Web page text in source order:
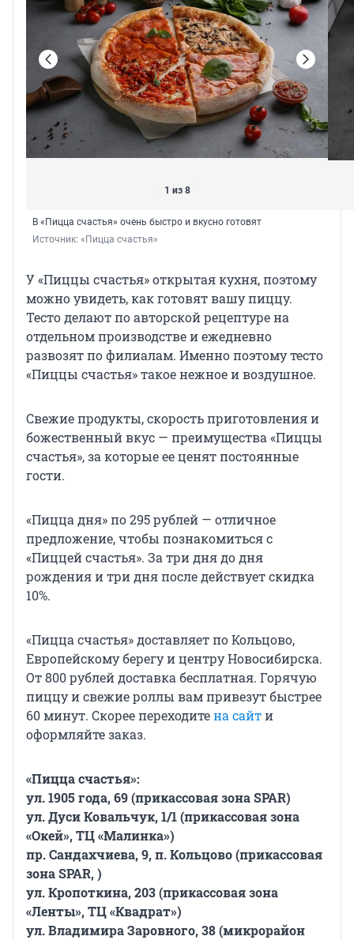
1 из 8
В «Пицца счастья» очень быстро и вкусно готовят
Источник: «Пицца счастья»
У «Пиццы счастья» открытая кухня, поэтому
можно увидеть, как готовят вашу пиццу.
Тесто делают по авторской рецептуре на
отдельном производстве и ежедневно
развозят по филиалам. Именно поэтому тесто
«Пиццы счастья» такое нежное и воздушное.
Свежие продукты, скорость приготовления и
божественный вкус — преимущества «Пиццы
счастья», за которые ее ценят постоянные
гости.
«Пицца дня» по 295 рублей — отличное
предложение, чтобы познакомиться с
«Пиццей счастья». За три дня до дня
рождения и три дня после действует скидка
10%.
«Пицца счастья» доставляет по Кольцово,
Европейскому берегу и центру Новосибирска.
От 800 рублей доставка бесплатная. Горячую
пиццу и свежие роллы вам привезут быстрее
60 минут. Скорее переходитена сайти
оформляйте заказ.
«Пицца счастья»:
ул. 1905 года, 69 (прикассовая зона SPAR)
ул. Дуси Ковальчук, 1/1 (прикассовая зона
«Окей»,ТЦ «Малинка»)
пр. Сандахчиева, 9, п. Кольцово (прикассовая
зона SPAR, )
ул. Кропоткина, 203 (прикассовая зона
«Ленты», ТЦ «Квадрат»)
ул. Владимира Заровного, 38 (микрорайон